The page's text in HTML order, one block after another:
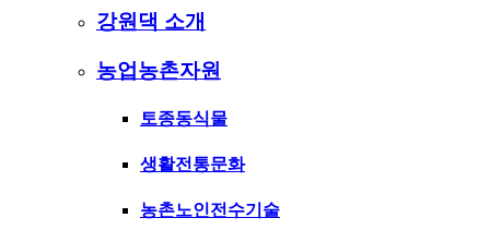
강원댁 소개
농업농촌자원
토종동식물
생활전통문화
농촌노인전수기술